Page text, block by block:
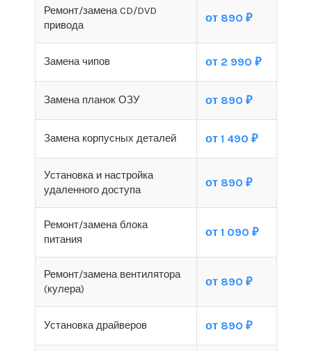
Ремонт/замена CD/DVD
привода
от 890 ₽
Замена чипов от 2 990 ₽
Замена планок ОЗУ от 890 ₽
Замена корпусных деталей от 1 490 ₽
Установка и настройка
удаленного доступа
от 890 ₽
Ремонт/замена блока
питания
от 1 090 ₽
Ремонт/замена вентилятора
(кулера)
от 890 ₽
Установка драйверов от 890 ₽